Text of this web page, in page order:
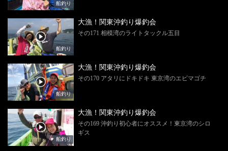
船釣り
船釣り
大漁！関東沖釣り爆釣会
その171 相模湾のライトタックル五目
船釣り
大漁！関東沖釣り爆釣会
その170 アタリにドキドキ 東京湾のエビマゴチ
船釣り
大漁！関東沖釣り爆釣会
その169 沖釣り初心者にオススメ！東京湾のシロ
ギス